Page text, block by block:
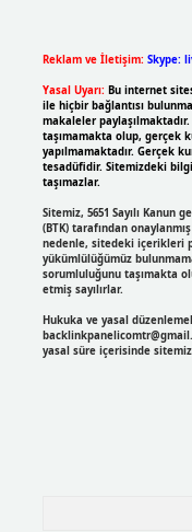
Reklam ve İletişim: Skype:
Yasal Uyarı: Bu internet
ile hiçbir bağlantısı
makaleler
taşımamakta olup, gerçek
yapılmamaktadır. Gerçek
tesadüfidir. Sitemizdeki
taşımazlar.
Sitemiz, 5651 Sayılı
(BTK) tarafından
nedenle, sitedeki içerikleri
yükümlülüğümüz
sorumluluğunu taşımakta
etmiş sayılırlar.
Hukuka ve yasal
yasal süre içerisinde